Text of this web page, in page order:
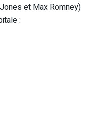
et Max Romney)
: